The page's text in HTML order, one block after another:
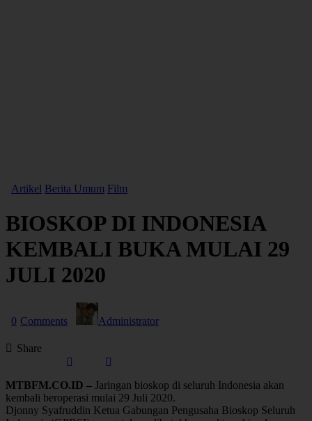
Artikel Berita Umum Film
BIOSKOP DI INDONESIA
KEMBALI BUKA MULAI 29
JULI 2020
0 Comments Administrator
Share
MTBFM.CO.ID – Jaringan bioskop di seluruh Indonesia akan
kembali beroperasi mulai 29 Juli 2020.
Djonny Syafruddin Ketua Gabungan Pengusaha Bioskop Seluruh